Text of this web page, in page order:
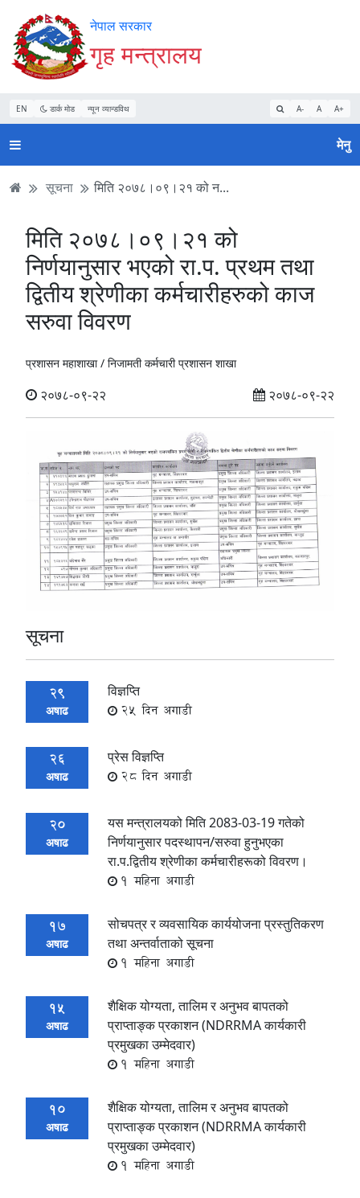
Accessibility
Mode
सुरु
गर्नुहोस्
सामाग्री
पढ्नुहाेस्
नेभिगेसन
पढ्नुहाेस्
वेबसाइट
खोजमा
जानुहोस्
नेपाल सरकार
गृह मन्त्रालय
EN डार्क मोड न्यून व्यान्डविथ A- A A+
मेनु
सूचना मिति २०७८।०९।२१ को न...
मिति २०७८।०९।२१ को
निर्णयानुसार भएको रा.प. प्रथम तथा
द्वितीय श्रेणीका कर्मचारीहरुको काज
सरुवा विवरण
प्रशासन महाशाखा / निजामती कर्मचारी प्रशासन शाखा
२०७८-०९-२२ २०७८-०९-२२
सूचना
29
अषाढ
विज्ञप्ति
25 दिन अगाडी
26
अषाढ
प्रेस विज्ञप्ति
28 दिन अगाडी
20
अषाढ
यस मन्त्रालयको मिति 2083-03-19 गतेको
निर्णयानुसार पदस्थापन/सरुवा हुनुभएका
रा.प.द्वितीय श्रेणीका कर्मचारीहरूको विवरण।
1 महिना अगाडी
17
अषाढ
सोचपत्र र व्यवसायिक कार्ययोजना प्रस्तुतिकरण
तथा अन्तर्वाताको सूचना
1 महिना अगाडी
15
अषाढ
शैक्षिक योग्यता, तालिम र अनुभव बापतको
प्राप्ताङ्क प्रकाशन (NDRRMA कार्यकारी
प्रमुखका उम्मेदवार)
1 महिना अगाडी
10
अषाढ
शैक्षिक योग्यता, तालिम र अनुभव बापतको
प्राप्ताङ्क प्रकाशन (NDRRMA कार्यकारी
प्रमुखका उम्मेदवार)
1 महिना अगाडी